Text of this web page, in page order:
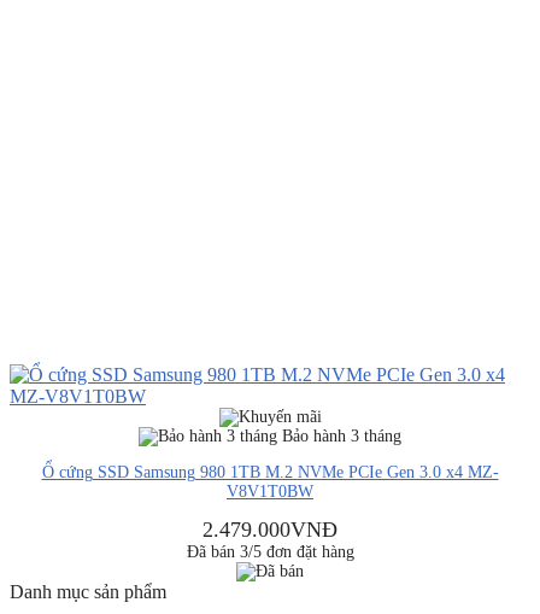
Bảo hành 3 tháng
Ổ cứng SSD Samsung 980 1TB M.2 NVMe PCIe Gen 3.0 x4 MZ-
V8V1T0BW
2.479.000VNĐ
Đã bán 3/5 đơn đặt hàng
Danh mục sản phẩm